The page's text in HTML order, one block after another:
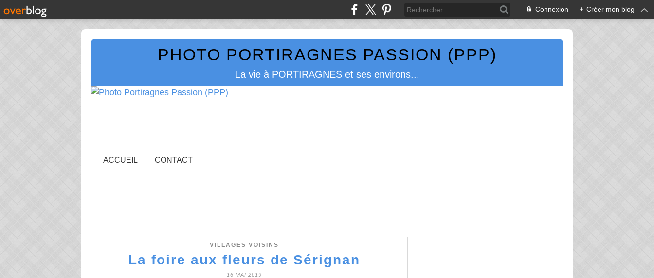
Connexion + Créer mon blog
PHOTO PORTIRAGNES PASSION (PPP)
La vie à PORTIRAGNES et ses environs...
ACCUEIL CONTACT
VILLAGES VOISINS
La foire aux fleurs de Sérignan
16 MAI 2019